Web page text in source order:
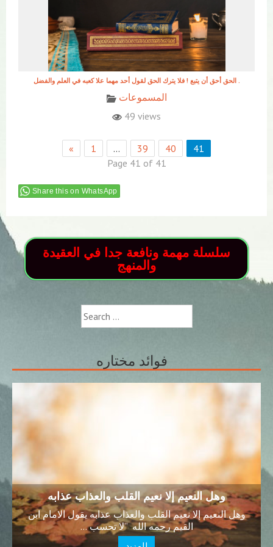
الحق أحق أن يتبع ! فلا يترك الحق لقول أحد مهما علا كعبه في العلم والفضل .‎
المسموعات
49 views
« 1 … 39 40
41
Page 41 of 41
Share this on WhatsApp
سلسلة مهمة ونافعة جدا في العقيدة
والمنهج
Search
for:
فوائد مختاره
وهل النعيم إلا نعيم القلب والعذاب عذابه
وهل النعيم إلا نعيم القلب والعذاب عذابه يقول الامام ابن
القيم رحمه الله “لا تحسب …